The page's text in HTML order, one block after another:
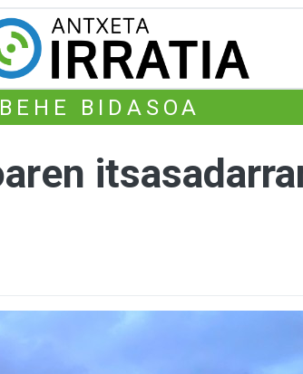
BEHE BIDASOA